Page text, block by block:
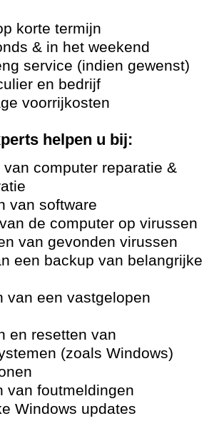
korte termijn
& in het weekend
service (indien gewenst)
en bedrijf
voorrijkosten
helpen u bij:
van computer reparatie &
van software
de computer op virussen
van gevonden virussen
een backup van belangrijke
van een vastgelopen
en resetten van
(zoals Windows)
van foutmeldingen
Windows updates